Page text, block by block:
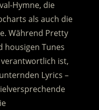
Hymne, die
als auch die
Während Pretty
housigen Tunes
ist,
Lyrics –